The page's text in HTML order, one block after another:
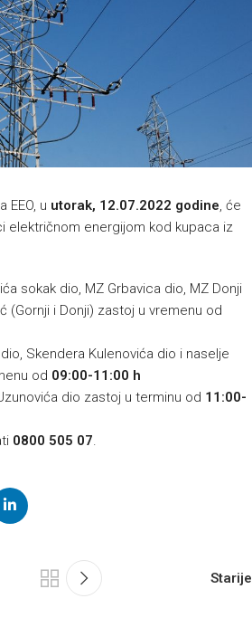
EEO, u utorak, 12.07.2022 godine, će
električnom energijom kod kupaca iz
sokak dio, MZ Grbavica dio, MZ Donji
(Gornji i Donji) zastoj u vremenu od
dio, Skendera Kulenovića dio i naselje
od 09:00-11:00 h
dio zastoj u terminu od 11:00-
0800 505 07.
Starije